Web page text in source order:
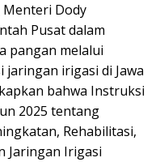
Menteri Dody
Pusat dalam
pangan melalui
irigasi di Jawa
bahwa Instruksi
2025 tentang
Rehabilitasi,
Jaringan Irigasi